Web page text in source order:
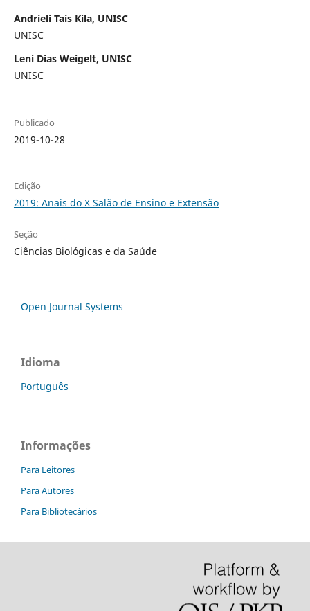
Andríeli Taís Kila, UNISC
UNISC
Leni Dias Weigelt, UNISC
UNISC
Publicado
2019-10-28
Edição
2019: Anais do X Salão de Ensino e Extensão
Seção
Ciências Biológicas e da Saúde
Open Journal Systems
Idioma
Português
Informações
Para Leitores
Para Autores
Para Bibliotecários